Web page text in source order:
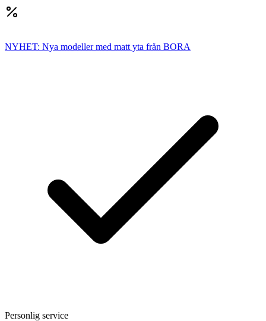
NYHET: Nya modeller med matt yta från BORA
Personlig service